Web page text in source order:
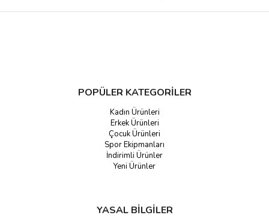
POPÜLER KATEGORİLER
Kadın Ürünleri
Erkek Ürünleri
Çocuk Ürünleri
Spor Ekipmanları
İndirimli Ürünler
Yeni Ürünler
YASAL BİLGİLER